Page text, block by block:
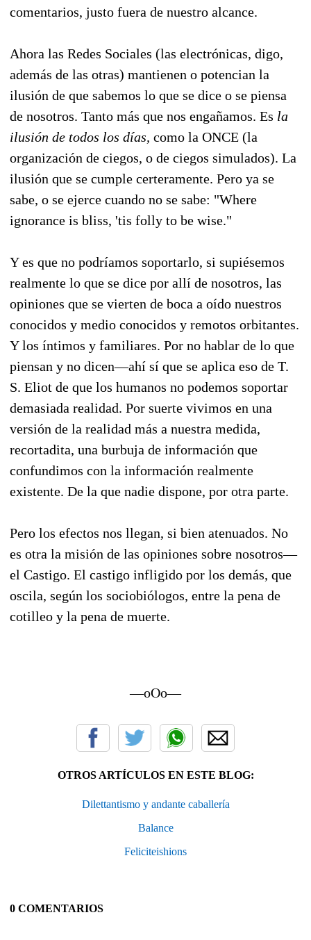
comentarios, justo fuera de nuestro alcance.
Ahora las Redes Sociales (las electrónicas, digo,
además de las otras) mantienen o potencian la
ilusión de que sabemos lo que se dice o se piensa
de nosotros. Tanto más que nos engañamos. Es la
ilusión de todos los días, como la ONCE (la
organización de ciegos, o de ciegos simulados). La
ilusión que se cumple certeramente. Pero ya se
sabe, o se ejerce cuando no se sabe: "Where
ignorance is bliss, 'tis folly to be wise."
Y es que no podríamos soportarlo, si supiésemos
realmente lo que se dice por allí de nosotros, las
opiniones que se vierten de boca a oído nuestros
conocidos y medio conocidos y remotos orbitantes.
Y los íntimos y familiares. Por no hablar de lo que
piensan y no dicen—ahí sí que se aplica eso de T.
S. Eliot de que los humanos no podemos soportar
demasiada realidad. Por suerte vivimos en una
versión de la realidad más a nuestra medida,
recortadita, una burbuja de información que
confundimos con la información realmente
existente. De la que nadie dispone, por otra parte.
Pero los efectos nos llegan, si bien atenuados. No
es otra la misión de las opiniones sobre nosotros—
el Castigo. El castigo infligido por los demás, que
oscila, según los sociobiólogos, entre la pena de
cotilleo y la pena de muerte.
—oOo—
OTROS ARTÍCULOS EN ESTE BLOG:
Dilettantismo y andante caballería
Balance
Feliciteishions
0 COMENTARIOS